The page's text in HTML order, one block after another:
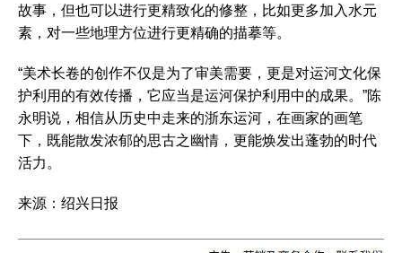
故事，但也可以进行更精致化的修整，比如更多加入水元
素，对一些地理方位进行更精确的描摹等。
“美术长卷的创作不仅是为了审美需要，更是对运河文化保
护利用的有效传播，它应当是运河保护利用中的成果。”陈
永明说，相信从历史中走来的浙东运河，在画家的画笔
下，既能散发浓郁的思古之幽情，更能焕发出蓬勃的时代
活力。
来源：绍兴日报